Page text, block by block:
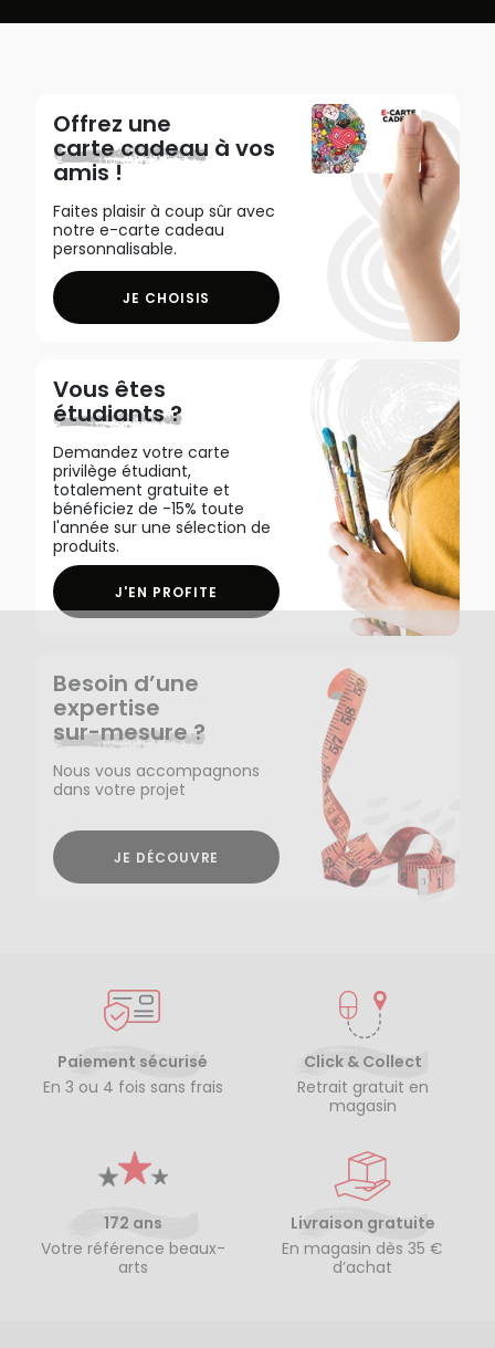
Offrez une
carte cadeau à vos
amis !
Faites plaisir à coup sûr avec
notre e-carte cadeau
personnalisable.
JE CHOISIS
Vous êtes
étudiants ?
Demandez votre carte
privilège étudiant,
totalement gratuite et
bénéficiez de -15% toute
l'année sur une sélection de
produits.
J'EN PROFITE
Besoin d’une
expertise
sur-mesure ?
Nous vous accompagnons
dans votre projet
JE DÉCOUVRE
Paiement sécurisé
En 3 ou 4 fois sans frais
Click & Collect
Retrait gratuit en
magasin
172 ans
Votre référence beaux-
arts
Livraison gratuite
En magasin dès 35 €
d’achat